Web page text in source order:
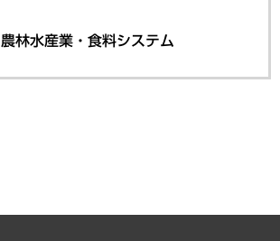
林水産業・食料システム